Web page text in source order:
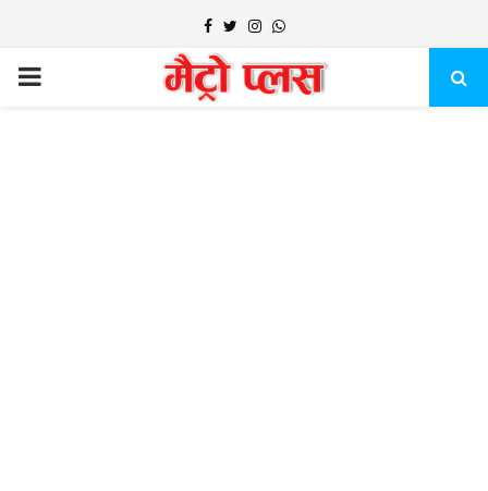
Facebook
TwitterInstagram
Whatsapp
PRIMARY